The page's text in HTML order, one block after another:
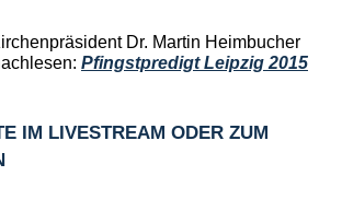
Dr. Martin Heimbucher
Pfingstpredigt Leipzig 2015
IM LIVESTREAM ODER ZUM